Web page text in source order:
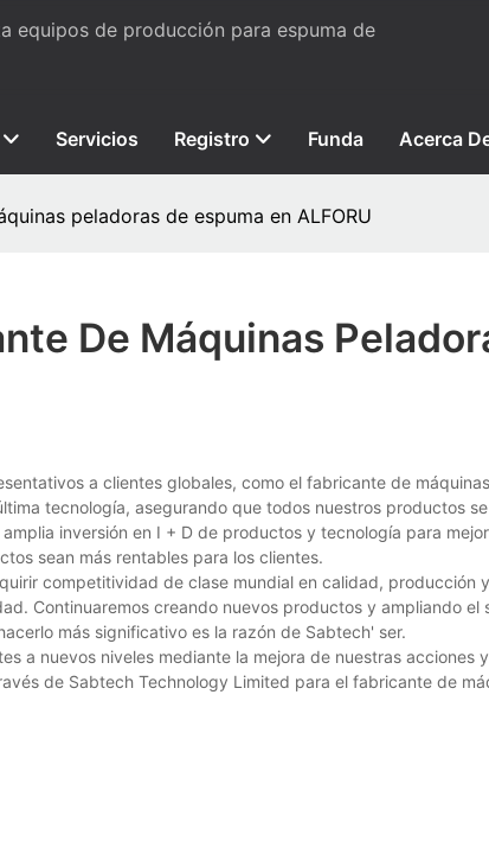
equipos de producción para espuma de
Servicios Registro Funda Acerca
peladoras de espuma en ALFORU
De Máquinas
a clientes globales, como el fabricante de
tecnología, asegurando que todos nuestros productos
inversión en I + D de productos y tecnología para
sean más rentables para los clientes.
competitividad de clase mundial en calidad, producción
Continuaremos creando nuevos productos y ampliando el
más significativo es la razón de Sabtech' ser.
a nuevos niveles mediante la mejora de nuestras acciones
de Sabtech Technology Limited para el fabricante de